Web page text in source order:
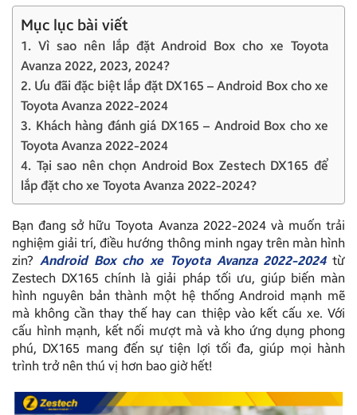
Mục lục bài viết
1. Vì sao nên lắp đặt Android Box cho xe Toyota
Avanza 2022, 2023, 2024?
2. Ưu đãi đặc biệt lắp đặt DX165 – Android Box cho xe
Toyota Avanza 2022-2024
3. Khách hàng đánh giá DX165 – Android Box cho xe
Toyota Avanza 2022-2024
4. Tại sao nên chọn Android Box Zestech DX165 để
lắp đặt cho xe Toyota Avanza 2022-2024?
Bạn đang sở hữu Toyota Avanza 2022-2024 và muốn trải
nghiệm giải trí, điều hướng thông minh ngay trên màn hình
zin? Android Box cho xe Toyota Avanza 2022-2024từ
Zestech DX165 chính là giải pháp tối ưu, giúp biến màn
hình nguyên bản thành một hệ thống Android mạnh mẽ
mà không cần thay thế hay can thiệp vào kết cấu xe. Với
cấu hình mạnh, kết nối mượt mà và kho ứng dụng phong
phú, DX165 mang đến sự tiện lợi tối đa, giúp mọi hành
trình trở nên thú vị hơn bao giờ hết!